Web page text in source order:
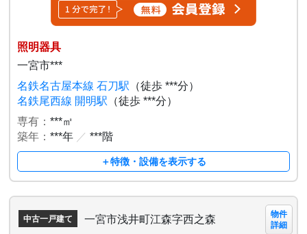
照明器具
一宮市***
名鉄名古屋本線 石刀駅 （徒歩 ***分）
名鉄尾西線 開明駅 （徒歩 ***分）
専有：***㎡
築年：***年 ／ ***階
＋特徴・設備を表示する
中古一戸建て 一宮市浅井町江森字西之森
物件
詳細